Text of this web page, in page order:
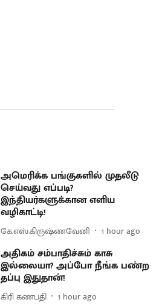
அமெரிக்க பங்குகளில் முதலீடு
செய்வது எப்படி?
இந்தியர்களுக்கான எளிய
வழிகாட்டி!
கே.எஸ்.கிருஷ்ணவேனி 1 hour ago
அதிகம் சம்பாதிச்சும் காசு
இல்லையா? அப்போ நீங்க பண்ற
தப்பு இதுதான்!
கிரி கணபதி 1 hour ago